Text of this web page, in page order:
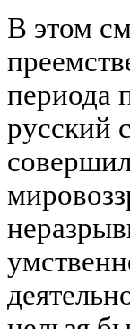
В этом
периода
русский